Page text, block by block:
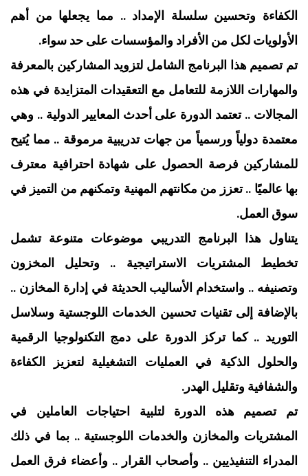
الكفاءة وتحسين سلسلة الإمداد .. مما يجعلها من أهم
الأولويات لكل من الأفراد والمؤسسات على حد سواء.
تم تصميم هذا البرنامج الشامل لتزويد المشاركين بالمعرفة
والمهارات اللازمة للتعامل مع التعقيدات المتزايدة في هذه
المجالات .. تعتمد الدورة على أحدث المعايير الدولية .. وهي
معتمدة دولياً ورسمياً من جهات تدريبية مرموقة .. مما يُتيح
للمشاركين فرصة الحصول على شهادة احترافية معترف
بها عالميًا .. تعزز من مكانتهم المهنية وتمكنهم من التميز في
سوق العمل.
يتناول هذا البرنامج التدريبي موضوعات متنوعة تشمل
تخطيط المشتريات الاستراتيجية .. وتحليل المخزون
وتصنيفه .. واستخدام الأساليب الحديثة في إدارة المخازن ..
بالإضافة إلى تقنيات تحسين الخدمات اللوجستية وسلاسل
التوريد .. كما تركز الدورة على دمج التكنولوجيا الرقمية
والحلول الذكية في العمليات التشغيلية لتعزيز الكفاءة
والشفافية وتقليل الهدر.
تم تصميم هذه الدورة لتلبية احتياجات العاملين في
المشتريات والمخازن والخدمات اللوجستية .. بما في ذلك
المدراء التنفيذيين .. وأصحاب القرار .. وأعضاء فرق العمل